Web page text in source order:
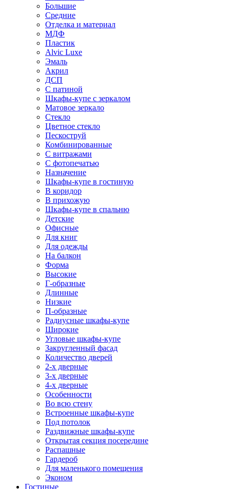
Большие
Средние
Отделка и материал
МДФ
Пластик
Alvic Luxe
Эмаль
Акрил
ДСП
С патиной
Шкафы-купе с зеркалом
Матовое зеркало
Стекло
Цветное стекло
Пескоструй
Комбинированные
С витражами
С фотопечатью
Назначение
Шкафы-купе в гостиную
В коридор
В прихожую
Шкафы-купе в спальню
Детские
Офисные
Для книг
Для одежды
На балкон
Форма
Высокие
Г-образные
Длинные
Низкие
П-образные
Радиусные шкафы-купе
Широкие
Угловые шкафы-купе
Закругленный фасад
Количество дверей
2-х дверные
3-х дверные
4-х дверные
Особенности
Во всю стену
Встроенные шкафы-купе
Под потолок
Раздвижные шкафы-купе
Открытая секция посередине
Распашные
Гардероб
Для маленького помещения
Эконом
Гостиные